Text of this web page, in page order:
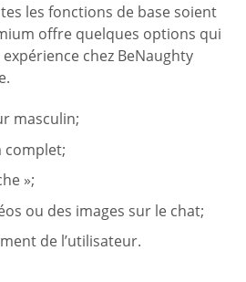
les fonctions de base soient
offre quelques options qui
chez BeNaughty
masculin;
complet;
»;
ou des images sur le chat;
de l’utilisateur.